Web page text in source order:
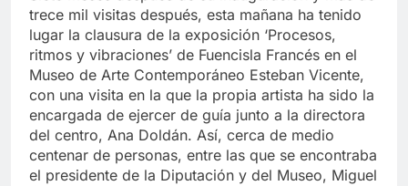
trece mil visitas después, esta mañana ha tenido
lugar la clausura de la exposición ‘Procesos,
ritmos y vibraciones’ de Fuencisla Francés en el
Museo de Arte Contemporáneo Esteban Vicente,
con una visita en la que la propia artista ha sido la
encargada de ejercer de guía junto a la directora
del centro, Ana Doldán. Así, cerca de medio
centenar de personas, entre las que se encontraba
el presidente de la Diputación y del Museo, Miguel